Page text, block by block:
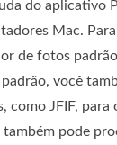
do aplicativo
Mac.
de fotos
você
como JFIF, para
pode